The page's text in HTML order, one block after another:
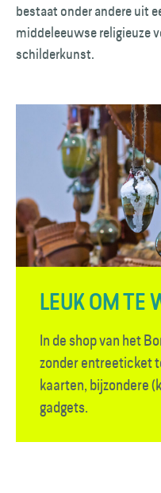
bestaat onder andere uit
middel­eeuwse religieuze
schilderkunst.
LEUK OM TE
In de shop van het
zonder entreeticket
kaarten, bijzondere
gadgets.